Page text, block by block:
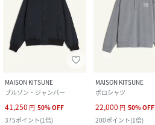
MAISON KITSUNE
ブルゾン・ジャンパー
41,250 円 50%OFF
375ポイント(1倍)
MAISON KITSUNE
ポロシャツ
22,000 円 50%OFF
200ポイント(1倍)